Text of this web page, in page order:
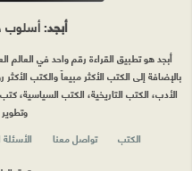
أبجد: أسلوب
أبجد هو تطبيق القراءة رقم واحد في العالم
بالإضافة إلى الكتب الأكثر مبيعاً والكتب
الأدب، الكتب التاريخية، الكتب السياسية،
الكتب
تواصل معنا